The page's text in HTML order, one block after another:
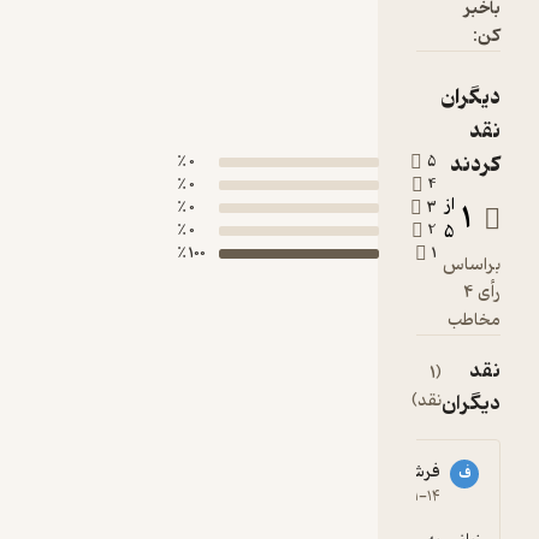
باخبر
کن:
دیگران
نقد
کردند
1
از
5
براساس
رأی 4
مخاطب
5
3
2
100 ٪
نقد
دیگراننقد)
فرشاد فرض االهی
۱۳۹۶-۰۱-۱۴